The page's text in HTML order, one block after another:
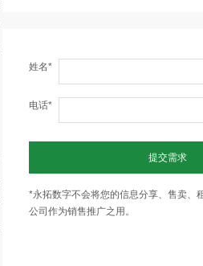
姓名*
电话*
提交需求
*永拓数字不会将您的信息分享、售卖、
公司作为销售推广之用。